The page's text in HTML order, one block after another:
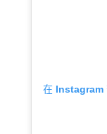
在 Instagram